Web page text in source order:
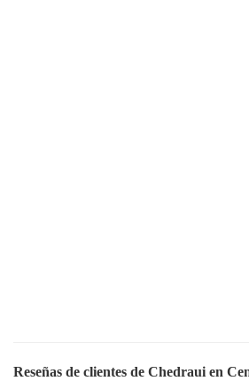
Reseñas de clientes de Chedraui en